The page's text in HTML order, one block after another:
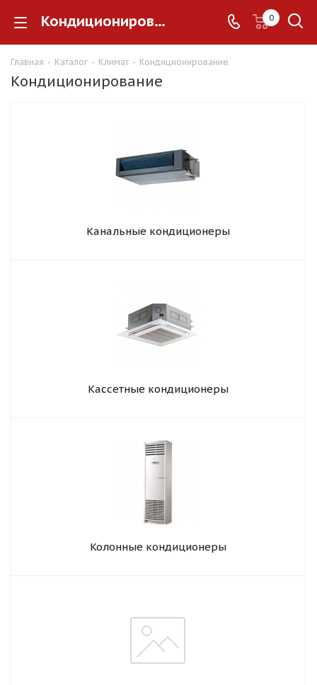
Кондиционирование 0
Главная - Каталог - Климат - Кондиционирование
Кондиционирование
Канальные кондиционеры
Кассетные кондиционеры
Колонные кондиционеры